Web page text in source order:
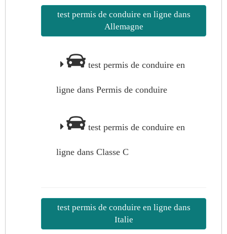
test permis de conduire en ligne dans
Allemagne
test permis de conduire en
ligne dans Permis de conduire
test permis de conduire en
ligne dans Classe C
test permis de conduire en ligne dans
Italie